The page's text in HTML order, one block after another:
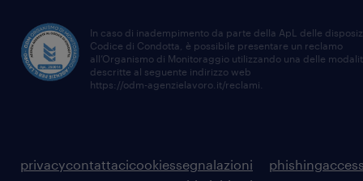
In caso di inadempimento da parte della ApL delle
Codice di Condotta, è possibile presentare un reclamo
all’Organismo di Monitoraggio utilizzando una delle
descritte al seguente indirizzo web
https://odm-agenzielavoro.it/reclami
privacycontattacicookiessegnalazioni
phishing